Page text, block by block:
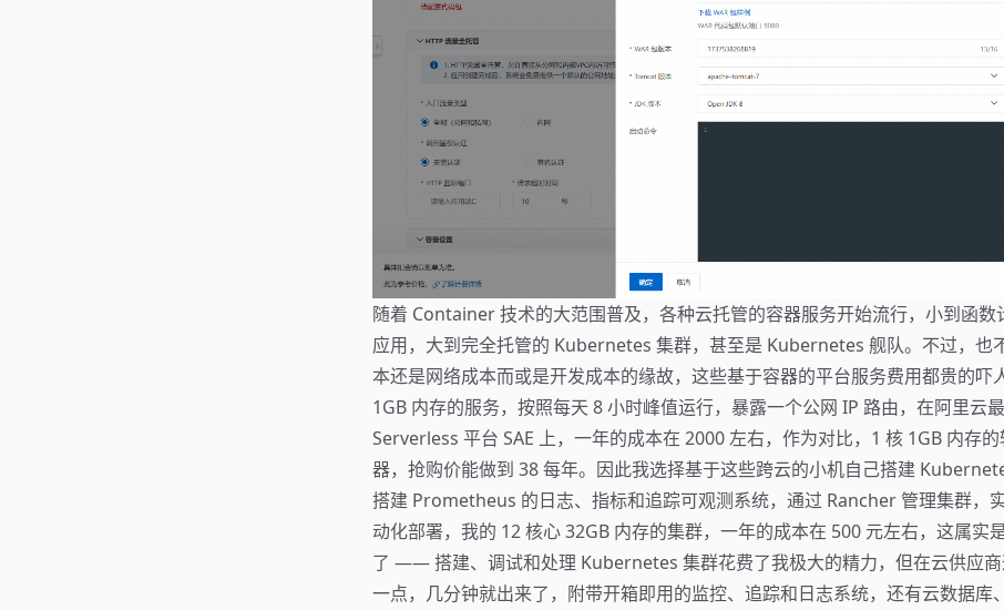
随着 Container 技术的大范围普及，各种云托管的容器服务开始流行，小到函数
应用，大到完全托管的 Kubernetes 集群，甚至是 Kubernetes 舰队。不过，也
本还是网络成本而或是开发成本的缘故，这些基于容器的平台服务费用都贵的吓
1GB 内存的服务，按照每天 8 小时峰值运行，暴露一个公网 IP 路由，在阿里云
Serverless 平台 SAE 上，一年的成本在 2000 左右，作为对比，1 核 1GB 内存
器，抢购价能做到 38 每年。因此我选择基于这些跨云的小机自己搭建
搭建 Prometheus 的日志、指标和追踪可观测系统，通过 Rancher 管理集群，
动化部署，我的 12 核心 32GB 内存的集群，一年的成本在 500 元左右，这属实
了 —— 搭建、调试和处理 Kubernetes 集群花费了我极大的精力，但在云供应
一点，几分钟就出来了，附带开箱即用的监控、追踪和日志系统，还有云数据库